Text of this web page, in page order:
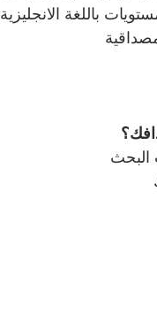
باللغة الانجليزية
البحث